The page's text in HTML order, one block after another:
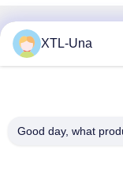
Contactez
No. 327, route
XTL-Una
Good day, what